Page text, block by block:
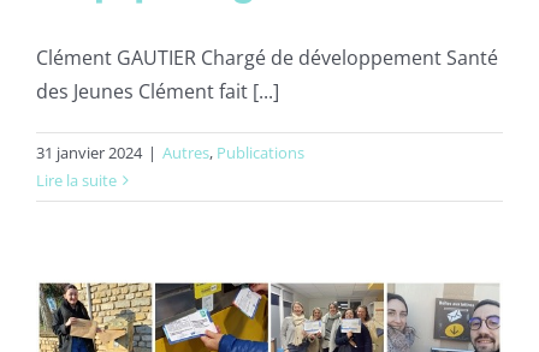
Clément GAUTIER Chargé de développement Santé
des Jeunes Clément fait [...]
31 janvier 2024 | Autres, Publications
Lire la suite